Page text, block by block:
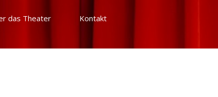
das Theater Kontakt